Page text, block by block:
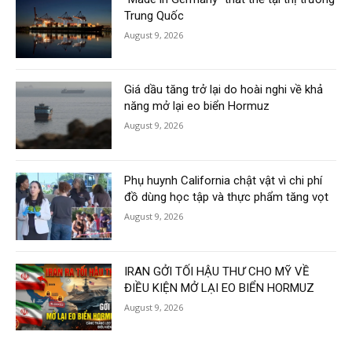
Trung Quốc
August 9, 2026
Giá dầu tăng trở lại do hoài nghi về khả
năng mở lại eo biển Hormuz
August 9, 2026
Phụ huynh California chật vật vì chi phí
đồ dùng học tập và thực phẩm tăng vọt
August 9, 2026
IRAN GỞI TỐI HẬU THƯ CHO MỸ VỀ
ĐIỀU KIỆN MỞ LẠI EO BIỂN HORMUZ
August 9, 2026